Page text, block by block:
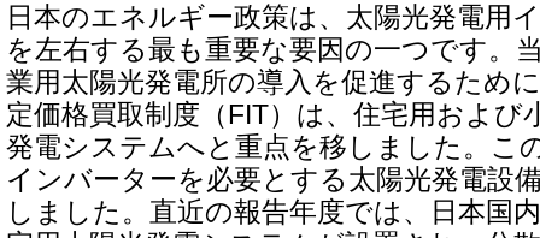
日本のエネルギー政策は、太陽光発電用
を左右する最も重要な要因の一つです。
業用太陽光発電所の導入を促進するため
定価格買取制度（FIT）は、住宅用および
発電システムへと重点を移しました。こ
インバーターを必要とする太陽光発電設
しました。直近の報告年度では、日本国